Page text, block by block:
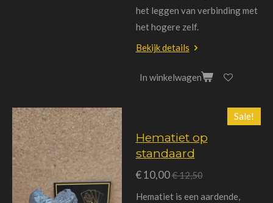
het leggen van verbinding met
het hogere zelf.
Bekijk details
In winkelwagen
Sale!
Hematiet op
standaard
€ 10,00€ 12,50
Hematiet is een aardende,